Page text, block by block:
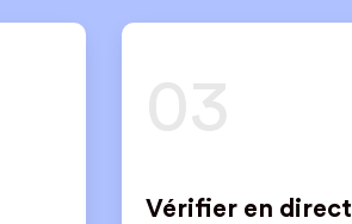
Vérifier en direct